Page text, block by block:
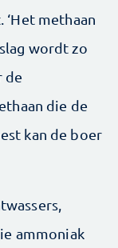
methaan
wordt zo
de
die de
kan de boer
ammoniak